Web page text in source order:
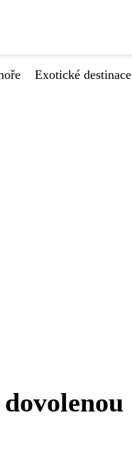
Exotické destinace